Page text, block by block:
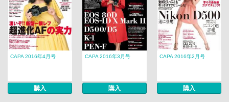
CAPA 2016年4月号
購入
CAPA 2016年3月号
購入
CAPA 2016年2月号
購入